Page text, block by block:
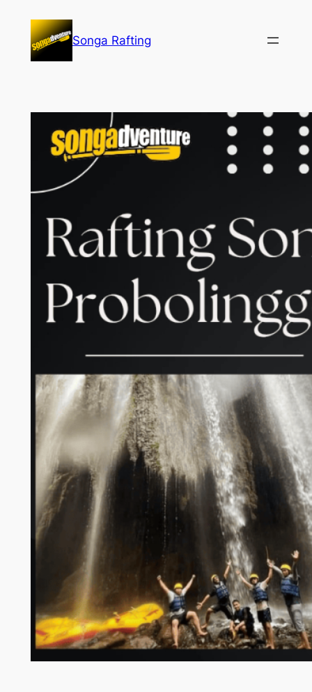
konten
Songa Rafting